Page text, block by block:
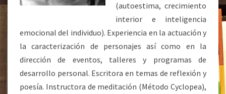
(autoestima, crecimiento
interior e inteligencia
emocional del individuo). Experiencia en la actuación y
la caracterización de personajes así como en la
dirección de eventos, talleres y programas de
desarrollo personal. Escritora en temas de reflexión y
poesía. Instructora de meditación (Método Cyclopea),